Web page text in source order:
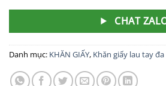
CHAT
Danh mục: KHĂN GIẤY, Khăn giấy lau tay